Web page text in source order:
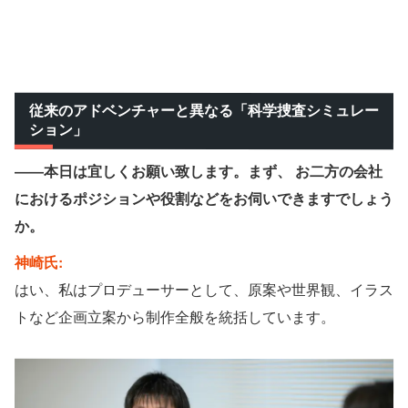
従来のアドベンチャーと異なる「科学捜査シミュレー
ション」
——本日は宜しくお願い致します。まず、 お二方の会社
におけるポジションや役割などをお伺いできますでしょう
か。
神崎氏:
はい、私はプロデューサーとして、原案や世界観、イラス
トなど企画立案から制作全般を統括しています。